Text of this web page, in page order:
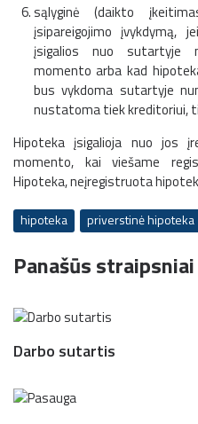
sąlyginė (daikto
įsipareigojimo įvykdymą,
įsigalios nuo sutartyje
momento arba kad
bus vykdoma sutartyje
nustatoma tiek kreditoriui,
Hipoteka įsigalioja nuo jos
momento, kai viešame
Hipoteka, neįregistruota
hipoteka priverstinė hipoteka
Panašūs straipsniai
Darbo sutartis